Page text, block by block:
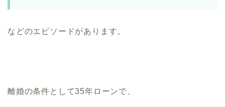
などのエピソードがあります。
離婚の条件として35年ローンで、